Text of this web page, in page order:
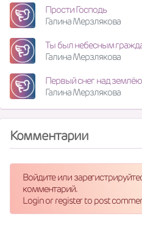
Прости Господь
Галина Мерзлякова
Ты был небесным
Галина Мерзлякова
Первый снег над
Галина Мерзлякова
Комментарии
Войдите или
комментарий.
Login or register to post